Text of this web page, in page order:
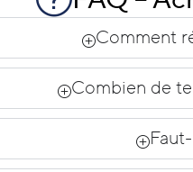
Comment
Combien de